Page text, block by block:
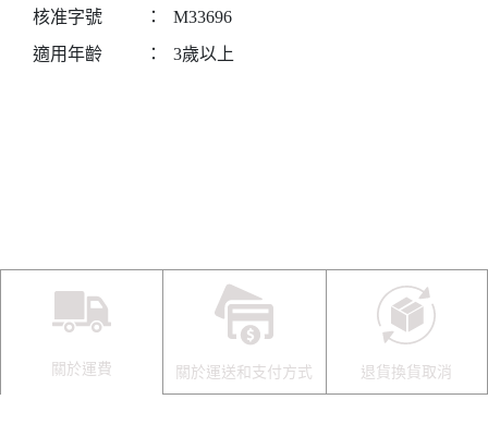
核准字號
：
M33696
適用年齡
： 3歲以上
關於運費 關於運送和支付方式 退貨換貨取消